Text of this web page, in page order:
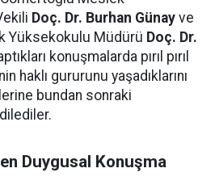
Doç. Dr. Burhan Günay ve
Yüksekokulu Müdürü Doç. Dr.
konuşmalarda pırıl pırıl
haklı gururunu yaşadıklarını
bundan sonraki
Duygusal Konuşma